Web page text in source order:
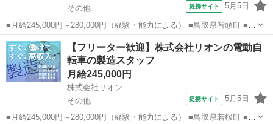
その他
提携サイト 5月5日
■月給245,000円～280,000円（経験・能力による） ■鳥取県智頭町 ■正
社員、職業紹介 ■入社日応相談、即日勤務OK、履歴書不要、Web面接
OK、友達と応募OK、職場見学OKまたは説明会あり、未経験歓迎、経
験者・有...
鳥取 その他 加工
【フリーター歓迎】株式会社リオンの電動自
転車の製造スタッフ
月給245,000円
株式会社リオン
その他
提携サイト 5月5日
■月給245,000円～280,000円（経験・能力による） ■鳥取県若桜町 ■正